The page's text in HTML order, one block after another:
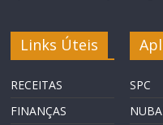
Links Úteis
RECEITAS
FINANÇAS
SPC